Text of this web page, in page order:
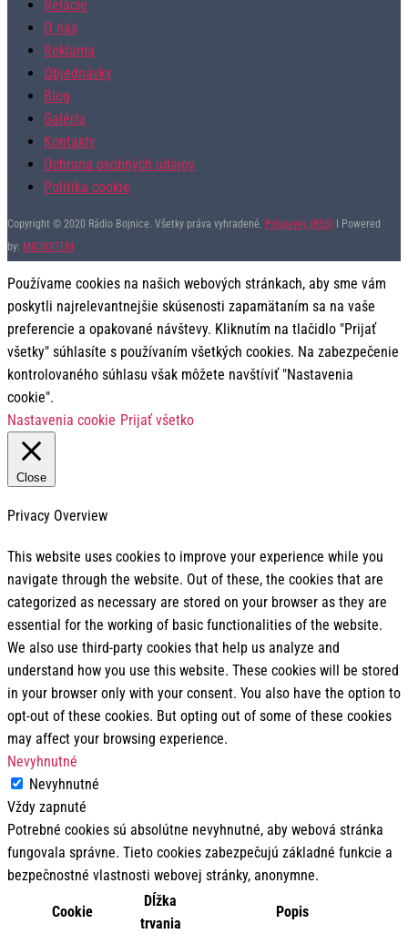
Relácie
O nás
Reklama
Objednávky
Blog
Galéria
Kontakty
Ochrana osobných údajov
Politika cookie
Copyright © 2020 Rádio Bojnice. Všetky práva vyhradené. Príspevky (RSS) I Powered
by: MICROITEM
Používame cookies na našich webových stránkach, aby sme vám
poskytli najrelevantnejšie skúsenosti zapamätaním sa na vaše
preferencie a opakované návštevy. Kliknutím na tlačidlo "Prijať
všetky" súhlasíte s používaním všetkých cookies. Na zabezpečenie
kontrolovaného súhlasu však môžete navštíviť "Nastavenia
cookie".
Nastavenia cookie Prijať všetko
Close
Privacy Overview
This website uses cookies to improve your experience while you
navigate through the website. Out of these, the cookies that are
categorized as necessary are stored on your browser as they are
essential for the working of basic functionalities of the website.
We also use third-party cookies that help us analyze and
understand how you use this website. These cookies will be stored
in your browser only with your consent. You also have the option to
opt-out of these cookies. But opting out of some of these cookies
may affect your browsing experience.
Nevyhnutné
Nevyhnutné
Vždy zapnuté
Potrebné cookies sú absolútne nevyhnutné, aby webová stránka
fungovala správne. Tieto cookies zabezpečujú základné funkcie a
bezpečnostné vlastnosti webovej stránky, anonymne.
Cookie
Dĺžka
trvania
Popis